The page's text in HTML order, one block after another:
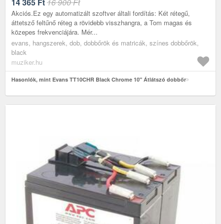
Akciós.Ez egy automatizált szoftver általi fordítás: Két rétegű,
áttetsző feltűnő réteg a rövidebb visszhangra, a Tom magas és
közepes frekvenciájára. Mér...
evans, hangszerek, dob, dobbőrök és matricák, színes dobbőrök,
black
muziker.hu
Hasonlók, mint Evans TT10CHR Black Chrome 10" Átlátszó dobbőr